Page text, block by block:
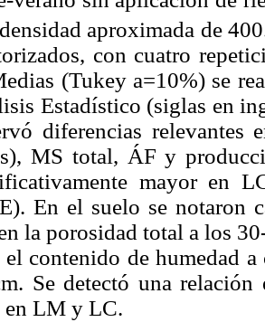
aproximada de
con cuatro
(Tukey a=10%) se
Estadístico (siglas en
diferencias relevantes
MS total, ÁF y
mayor en
En el suelo se notaron
la porosidad total a los
contenido de humedad
Se detectó una
en LM y LC.